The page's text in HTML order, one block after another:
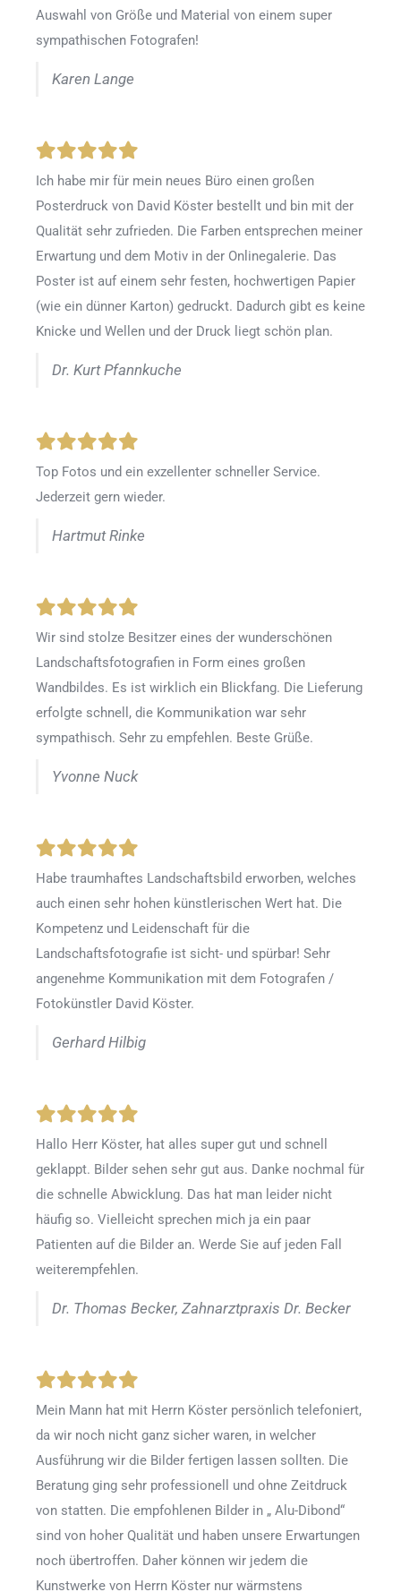
Auswahl von Größe und Material von einem super
sympathischen Fotografen!
Karen Lange
Ich habe mir für mein neues Büro einen großen
Posterdruck von David Köster bestellt und bin mit der
Qualität sehr zufrieden. Die Farben entsprechen meiner
Erwartung und dem Motiv in der Onlinegalerie. Das
Poster ist auf einem sehr festen, hochwertigen Papier
(wie ein dünner Karton) gedruckt. Dadurch gibt es keine
Knicke und Wellen und der Druck liegt schön plan.
Dr. Kurt Pfannkuche
Top Fotos und ein exzellenter schneller Service.
Jederzeit gern wieder.
Hartmut Rinke
Wir sind stolze Besitzer eines der wunderschönen
Landschaftsfotografien in Form eines großen
Wandbildes. Es ist wirklich ein Blickfang. Die Lieferung
erfolgte schnell, die Kommunikation war sehr
sympathisch. Sehr zu empfehlen. Beste Grüße.
Yvonne Nuck
Habe traumhaftes Landschaftsbild erworben, welches
auch einen sehr hohen künstlerischen Wert hat. Die
Kompetenz und Leidenschaft für die
Landschaftsfotografie ist sicht- und spürbar! Sehr
angenehme Kommunikation mit dem Fotografen /
Fotokünstler David Köster.
Gerhard Hilbig
Hallo Herr Köster, hat alles super gut und schnell
geklappt. Bilder sehen sehr gut aus. Danke nochmal für
die schnelle Abwicklung. Das hat man leider nicht
häufig so. Vielleicht sprechen mich ja ein paar
Patienten auf die Bilder an. Werde Sie auf jeden Fall
weiterempfehlen.
Dr. Thomas Becker, Zahnarztpraxis Dr. Becker
Mein Mann hat mit Herrn Köster persönlich telefoniert,
da wir noch nicht ganz sicher waren, in welcher
Ausführung wir die Bilder fertigen lassen sollten. Die
Beratung ging sehr professionell und ohne Zeitdruck
von statten. Die empfohlenen Bilder in „ Alu-Dibond“
sind von hoher Qualität und haben unsere Erwartungen
noch übertroffen. Daher können wir jedem die
Kunstwerke von Herrn Köster nur wärmstens